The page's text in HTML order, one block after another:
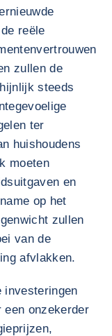
reële
zullen de
steeds
ter
huishoudens
moeten
en
op het
zullen
van de
afvlakken.
investeringen
een onzekerder